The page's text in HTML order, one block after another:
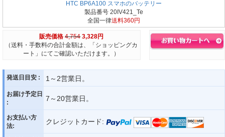
HTC BP6A100 スマホのバッテリー
製品番号 20IV421_Te
全国一律送料360円
販売価格 4,754 3,328円
（送料・手数料の合計金額は、「ショッピングカ
ート」にてご確認いただけます。）
発送日目安 : 1～2営業日。
お届け予定日
:
7～20営業日。
お支払い方
法:
クレジットカード: